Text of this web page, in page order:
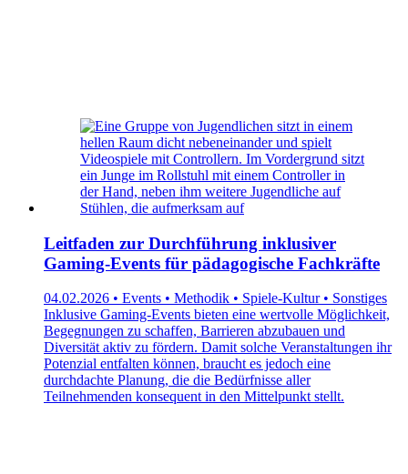
Leitfaden zur Durchführung inklusiver
Gaming-Events für pädagogische Fachkräfte
04.02.2026 • Events • Methodik • Spiele-Kultur • Sonstiges
Inklusive Gaming-Events bieten eine wertvolle Möglichkeit,
Begegnungen zu schaffen, Barrieren abzubauen und
Diversität aktiv zu fördern. Damit solche Veranstaltungen ihr
Potenzial entfalten können, braucht es jedoch eine
durchdachte Planung, die die Bedürfnisse aller
Teilnehmenden konsequent in den Mittelpunkt stellt.